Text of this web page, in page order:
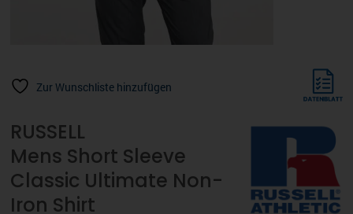
Zur Wunschliste hinzufügen
RUSSELL
Mens Short Sleeve
Classic Ultimate Non-
Iron Shirt